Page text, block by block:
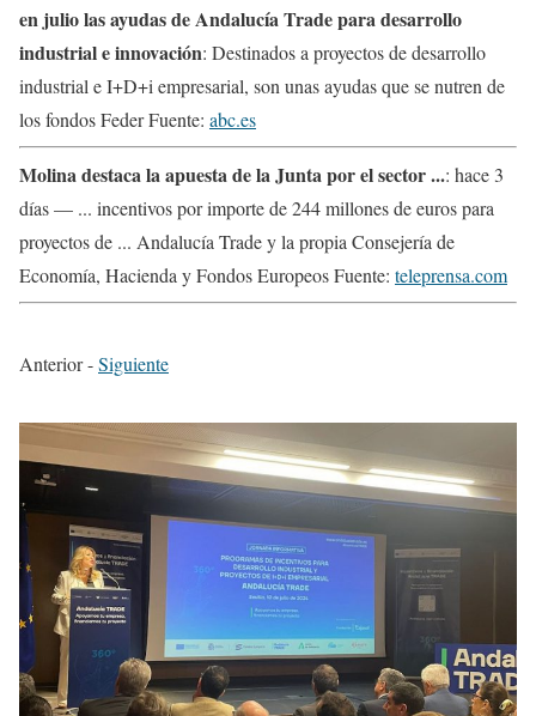
en julio las ayudas de Andalucía Trade para desarrollo
industrial e innovación: Destinados a proyectos de desarrollo
industrial e I+D+i empresarial, son unas ayudas que se nutren de
los fondos Feder Fuente: abc.es
Molina destaca la apuesta de la Junta por el sector ...: hace 3
días — ... incentivos por importe de 244 millones de euros para
proyectos de ... Andalucía Trade y la propia Consejería de
Economía, Hacienda y Fondos Europeos Fuente: teleprensa.com
Anterior -Siguiente